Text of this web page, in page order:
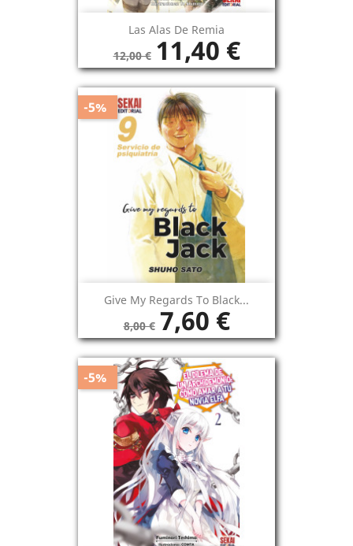
Las Alas De Remia
12,00 € 11,40 €
Give My Regards To Black...
8,00 € 7,60 €
-5%
-5%